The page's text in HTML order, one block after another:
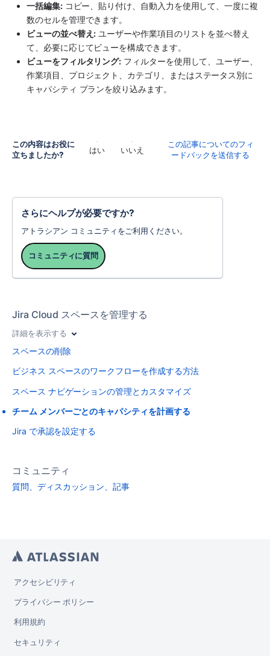
一括編集: コピー、貼り付け、自動入力を使用して、一度に複
数のセルを管理できます。
ビューの並べ替え: ユーザーや作業項目のリストを並べ替え
て、必要に応じてビューを構成できます。
ビューをフィルタリング: フィルターを使用して、ユーザー、
作業項目、プロジェクト、カテゴリ、またはステータス別に
キャパシティ プランを絞り込みます。
この内容はお役に
立ちましたか?
はい いいえ
この記事についてのフィ
ードバックを送信する
さらにヘルプが必要ですか?
アトラシアン コミュニティをご利用ください。
コミュニティに質問
Jira Cloud スペースを管理する
詳細を表示する
スペースの削除
ビジネス スペースのワークフローを作成する方法
スペース ナビゲーションの管理とカスタマイズ
チーム メンバーごとのキャパシティを計画する
Jira で承認を設定する
コミュニティ
質問、ディスカッション、記事
アクセシビリティ
プライバシー ポリシー
利用規約
セキュリティ